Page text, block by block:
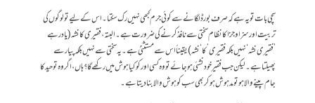
سچی بات تو یہ ہے کہ صرف بورڈ لگانے سے کوئی جرم کبھی نہیں رک سکتا۔ اس کے لیے تو لوگوں کی
تربیت اور سزا و جزا کا نظام سختی سے نافذ کرنے کی ضرورت ہے۔ البتہ، فقیری کا نشہ (یاد رہے
’فقیری نشہ‘ نہیں بلکہ فقیری ’کا‘ نشہ) یقیناً اس سے مستثنیٰ ہے۔ یہ سختی سے نہیں بلکہ پیار سے
پھیلتا ہے۔ لیکن جب فقیر خود نشئی ہو جائے تو وہ کسی اور کو کیا ہوش میں رکھے گا؟ ہاں، اگر وہ توحید کا
جام پینے والا ہو تو مدہوش ہو کر بھی سب کو ہوش والا بنا دیتا ہے۔